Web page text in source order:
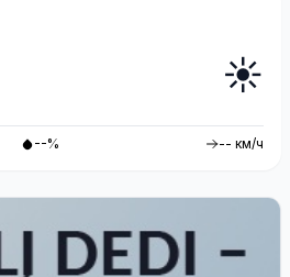
☀️
--% -- км/ч